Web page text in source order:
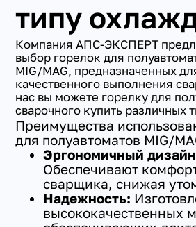
типу
Компания АПС-ЭКСПЕРТ
выбор горелок для
MIG/MAG, предназначенных
качественного выполнения
нас вы можете горелку для
сварочного купить различных
Преимущества
для полуавтоматов MIG/
Эргономичный
Обеспечивают
сварщика, снижая
Надежность:
высококачественных